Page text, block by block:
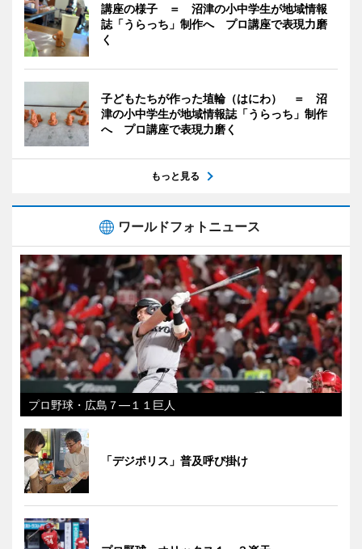
講座の様子 ＝ 沼津の小中学生が地域情報
誌「うらっち」制作へ プロ講座で表現力磨
く
子どもたちが作った埴輪（はにわ） ＝ 沼
津の小中学生が地域情報誌「うらっち」制作
へ プロ講座で表現力磨く
もっと見る
ワールドフォトニュース
プロ野球・広島７―１１巨人
「デジポリス」普及呼び掛け